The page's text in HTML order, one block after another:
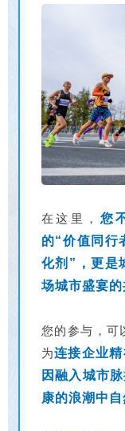
在这里， 您
的“价值同行
化剂”，更是
场城市盛宴的
您的参与，可
为连接企业
因融入城市
康的浪潮中自